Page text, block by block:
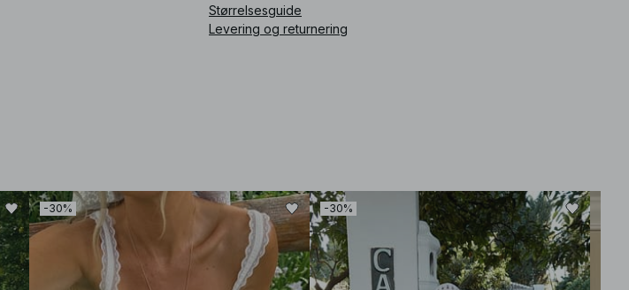
Størrelsesguide
Levering og returnering
-30% -30%